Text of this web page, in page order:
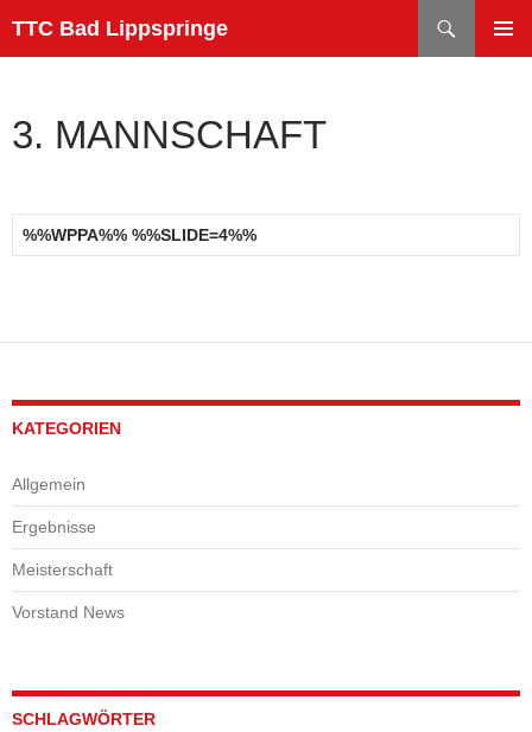
Inhalt
TTC Bad Lippspringe
3. MANNSCHAFT
%%WPPA%% %%SLIDE=4%%
KATEGORIEN
Allgemein
Ergebnisse
Meisterschaft
Vorstand News
SCHLAGWÖRTER